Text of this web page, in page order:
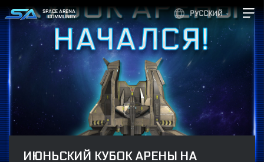
РУССКИЙ
SPACE ARENA
COMMUNITY
ИЮНЬСКИЙ КУБОК АРЕНЫ НА